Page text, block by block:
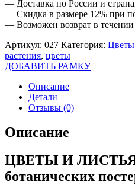
— Доставка по России и
— Скидка в размере 12% при
— Возможен возврат в течении
Артикул: 027 Категория: Цветы
растения, цветы
ДОБАВИТЬ РАМКУ
Описание
Детали
Отзывы (0)
Описание
ЦВЕТЫ И ЛИСТЬЯ
ботанических